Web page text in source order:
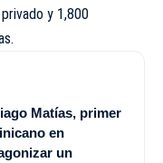
y 1,800
Matías, primer
en
un